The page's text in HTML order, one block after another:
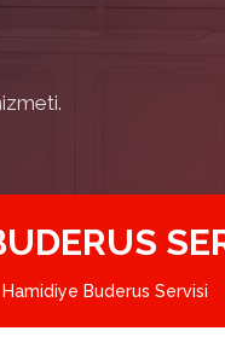
Hamidiye Buderus Servisi